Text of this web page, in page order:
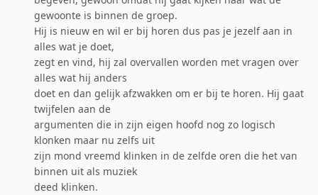
gewoonte is binnen de groep.
Hij is nieuw en wil er bij horen dus pas je jezelf aan in
alles wat je doet,
zegt en vind, hij zal overvallen worden met vragen over
alles wat hij anders
doet en dan gelijk afzwakken om er bij te horen. Hij gaat
twijfelen aan de
argumenten die in zijn eigen hoofd nog zo logisch
klonken maar nu zelfs uit
zijn mond vreemd klinken in de zelfde oren die het van
binnen uit als muziek
deed klinken.